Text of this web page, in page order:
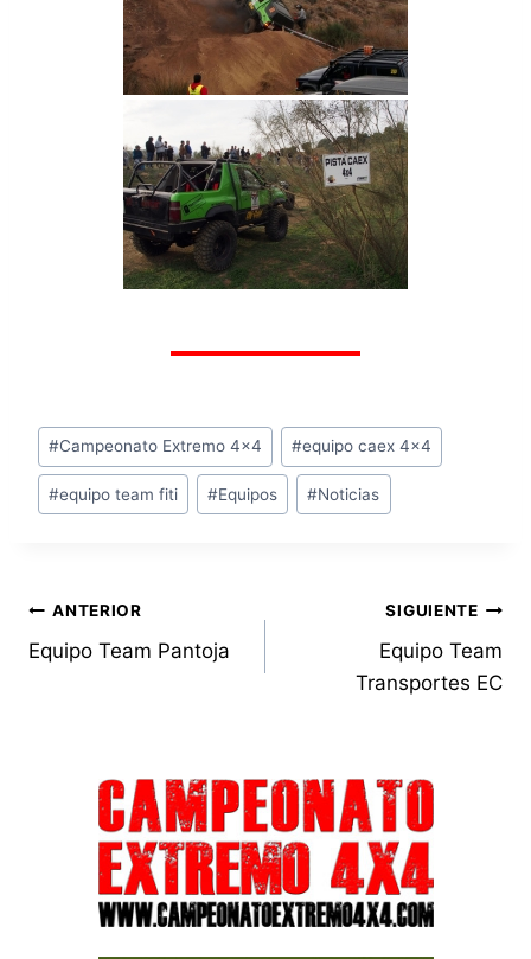
M
E
J
O
A
D
O
Etiquetas
de
la
#Campeonato Extremo 4x4 #equipo caex 4x4
#equipo team fiti #Equipos #Noticias
Navegación
de
ANTERIOR
Equipo Team Pantoja
SIGUIENTE
Equipo Team
Transportes EC